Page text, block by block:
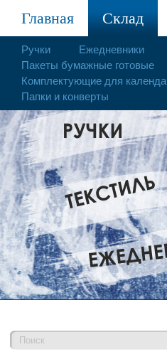
Главная Склад
Ручки Ежедневники
Пакеты бумажные готовые
Комплектующие для
Папки и конверты